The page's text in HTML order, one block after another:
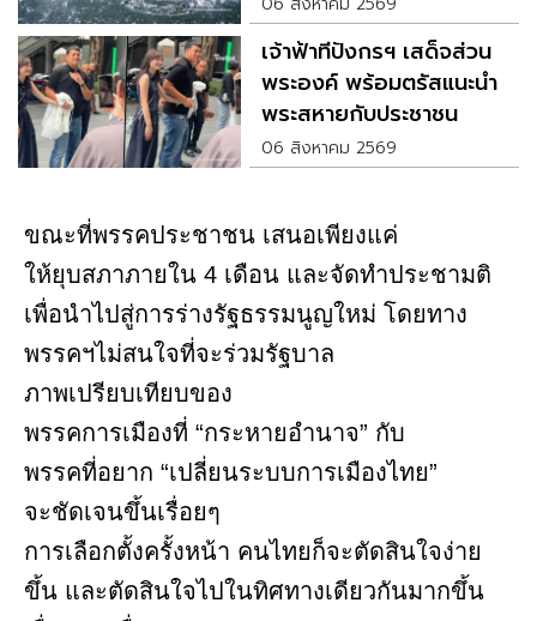
เจ้าฟ้าทีปังกรฯ เสด็จส่วน
พระองค์ พร้อมตรัสแนะนำ
พระสหายกับประชาชน
06 สิงหาคม 2569
ขณะที่พรรคประชาชน เสนอเพียงแค่
ให้ยุบสภาภายใน 4 เดือน และจัดทำประชามติ
เพื่อนำไปสู่การร่างรัฐธรรมนูญใหม่ โดยทาง
พรรคฯไม่สนใจที่จะร่วมรัฐบาล
ภาพเปรียบเทียบของ
พรรคการเมืองที่ “กระหายอำนาจ” กับ
พรรคที่อยาก “เปลี่ยนระบบการเมืองไทย”
จะชัดเจนขึ้นเรื่อยๆ
การเลือกตั้งครั้งหน้า คนไทยก็จะตัดสินใจง่าย
ขึ้น และตัดสินใจไปในทิศทางเดียวกันมากขึ้น